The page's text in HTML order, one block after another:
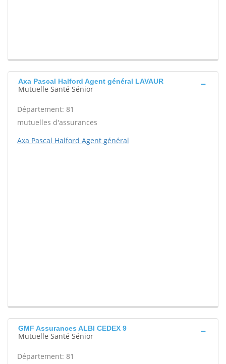
Axa Pascal Halford Agent général LAVAUR
Mutuelle Santé Sénior
Département: 81
mutuelles d'assurances
Axa Pascal Halford Agent général
GMF Assurances ALBI CEDEX 9
Mutuelle Santé Sénior
Département: 81